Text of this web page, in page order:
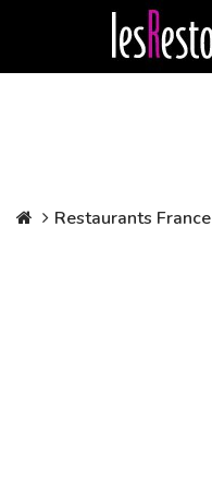
Restaurants France